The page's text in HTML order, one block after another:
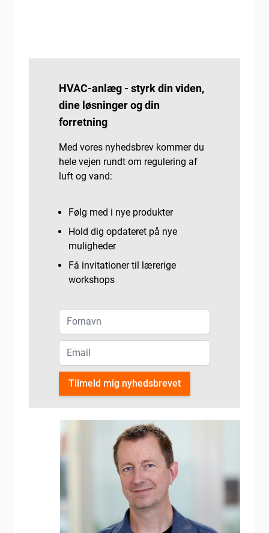
HVAC-anlæg - styrk din viden,
dine løsninger og din
forretning
Med vores nyhedsbrev kommer du
hele vejen rundt om regulering af
luft og vand:
Følg med i nye produkter
Hold dig opdateret på nye
muligheder
Få invitationer til lærerige
workshops
Tilmeld mig nyhedsbrevet